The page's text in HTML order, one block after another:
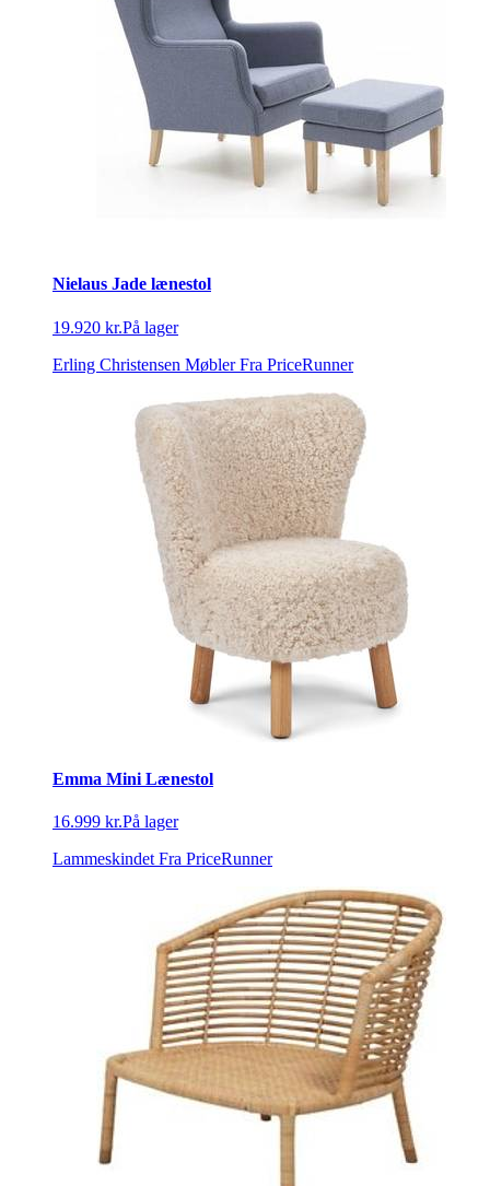
Nielaus Jade lænestol
19.920 kr.På lager
Erling Christensen Møbler Fra PriceRunner
Emma Mini Lænestol
16.999 kr.På lager
Lammeskindet Fra PriceRunner